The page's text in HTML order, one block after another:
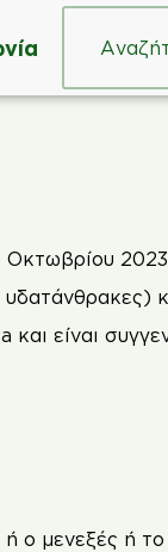
Οκτωβρίου
υδατάνθρακες)
είναι
μενεξές ή το